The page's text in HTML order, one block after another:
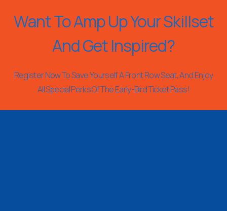
Want To Amp Up Your Skillset
And Get Inspired?
Register Now To Save Yourself A Front Row Seat, And Enjoy
All Special Perks Of The Early-Bird Ticket Pass!